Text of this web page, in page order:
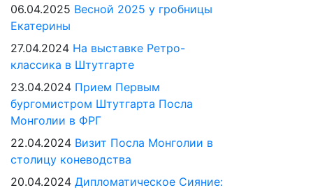
06.04.2025 Весной 2025 у гробницы
Екатерины
27.04.2024 На выставке Ретро-
классика в Штутгарте
23.04.2024 Прием Первым
бургомистром Штутгарта Посла
Монголии в ФРГ
22.04.2024 Визит Посла Монголии в
столицу коневодства
20.04.2024 Дипломатическое Сияние: